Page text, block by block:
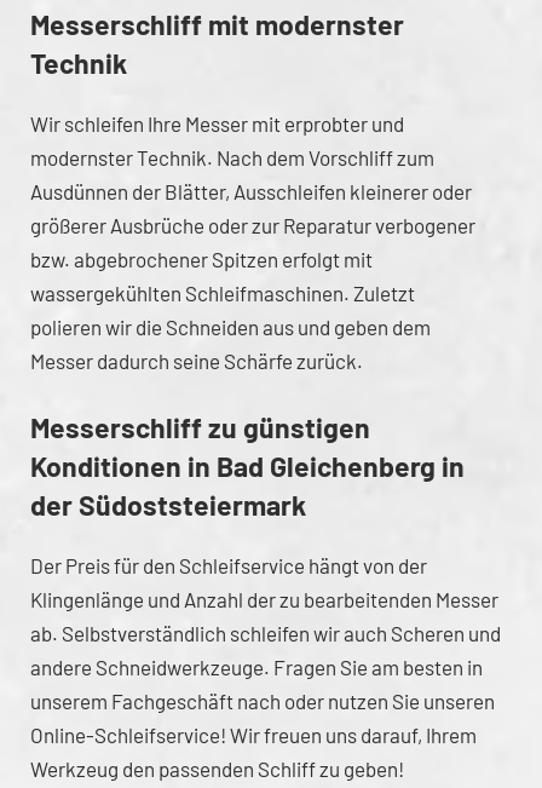
Messerschliff mit modernster
Technik
Wir schleifen Ihre Messer mit erprobter und
modernster Technik. Nach dem Vorschliff zum
Ausdünnen der Blätter, Ausschleifen kleinerer oder
größerer Ausbrüche oder zur Reparatur verbogener
bzw. abgebrochener Spitzen erfolgt mit
wassergekühlten Schleifmaschinen. Zuletzt
polieren wir die Schneiden aus und geben dem
Messer dadurch seine Schärfe zurück.
Messerschliff zu günstigen
Konditionen in Bad Gleichenberg in
der Südoststeiermark
Der Preis für den Schleifservice hängt von der
Klingenlänge und Anzahl der zu bearbeitenden Messer
ab. Selbstverständlich schleifen wir auch Scheren und
andere Schneidwerkzeuge. Fragen Sie am besten in
unserem Fachgeschäft nach oder nutzen Sie unseren
Online-Schleifservice! Wir freuen uns darauf, Ihrem
Werkzeug den passenden Schliff zu geben!